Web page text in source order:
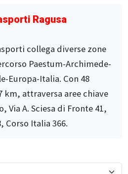
Ragusa
collega diverse zone
Paestum-Archimede-
Europa-Italia. Con 48
km, attraversa aree chiave
Via A. Sciesa di Fronte 41,
Corso Italia 366.